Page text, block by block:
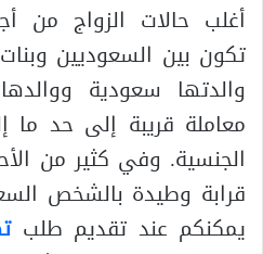
أغلب حالات الزواج من
تكون بين السعوديين
والدتها سعودية
معاملة قريبة إلى حد ما
الجنسية. وفي كثير من
قرابة وطيدة بالشخص
يمكنكم عند تقديم طلب